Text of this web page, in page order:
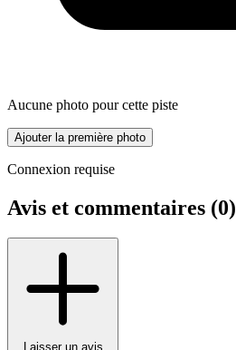
Aucune photo pour cette piste
Ajouter la première photo
Connexion requise
Avis et commentaires (0)
Laisser un avis